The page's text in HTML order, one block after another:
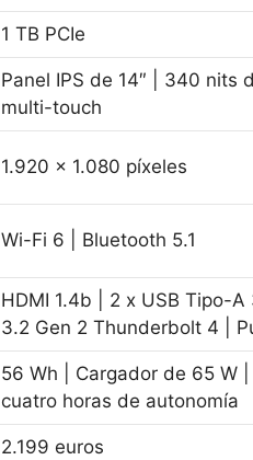
1 TB PCIe
Panel IPS de 14″ | 340 nits
multi-touch
1.920 x 1.080 píxeles
Wi-Fi 6 | Bluetooth 5.1
HDMI 1.4b | 2 x USB Tipo-
3.2 Gen 2 Thunderbolt 4 |
56 Wh | Cargador de 65 W
cuatro horas de autonomía
2.199 euros